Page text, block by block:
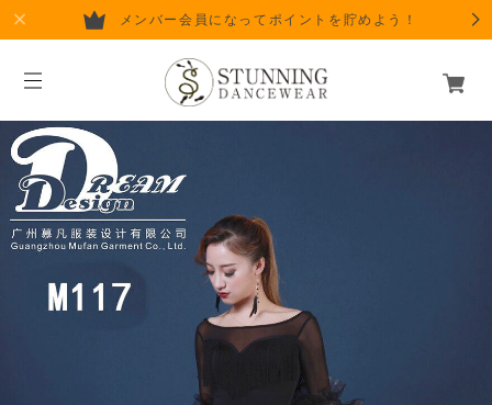
メンバー会員になってポイントを貯めよう！